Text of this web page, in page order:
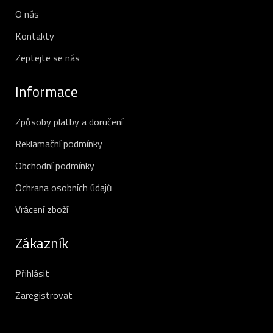
O nás
Kontakty
Zeptejte se nás
Informace
Způsoby platby a doručení
Reklamační podmínky
Obchodní podmínky
Ochrana osobních údajů
Vrácení zboží
Zákazník
Přihlásit
Zaregistrovat